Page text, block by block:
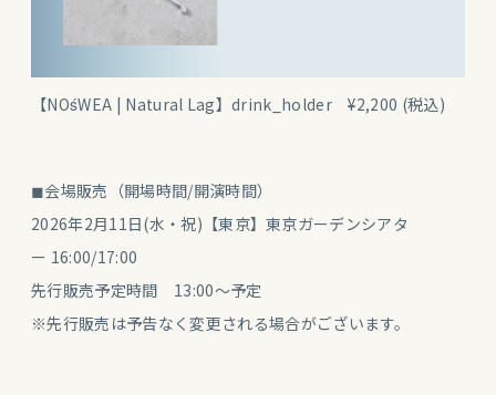
【NOśWEA | Natural Lag】drink_holder ¥2,200 (税込)
◼︎会場販売（開場時間/開演時間）
2026年2月11日(水・祝)【東京】東京ガーデンシアタ
ー 16:00/17:00
先行販売予定時間 13:00〜予定
※先行販売は予告なく変更される場合がございます。